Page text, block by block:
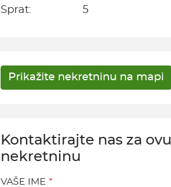
Sprat: 5
Kontaktirajte nas za ovu
nekretninu
VAŠE IME